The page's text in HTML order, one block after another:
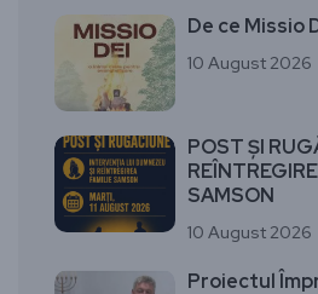
De ce Missio
10 August 2026
POST ȘI
SAMSON
10 August 2026
Proiectul